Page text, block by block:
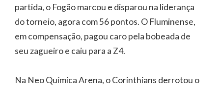
partida, o Fogão marcou e disparou na liderança
do torneio, agora com 56 pontos. O Fluminense,
em compensação, pagou caro pela bobeada de
seu zagueiro e caiu para a Z4.
Na Neo Química Arena, o Corinthians derrotou o